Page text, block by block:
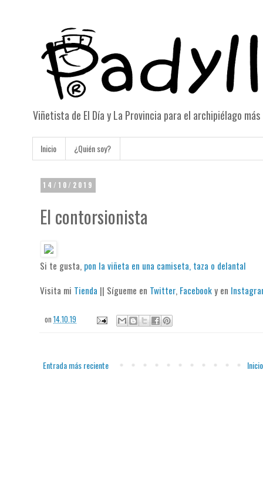
Viñetista de El Día y La Provincia para el archipiélago
Inicio ¿Quién soy?
14/10/2019
El contorsionista
Si te gusta, pon la viñeta en una camiseta, taza o delantal
Visita mi Tienda || Sígueme en Twitter, Facebooky en
on14.10.19
Entrada más reciente Inicio